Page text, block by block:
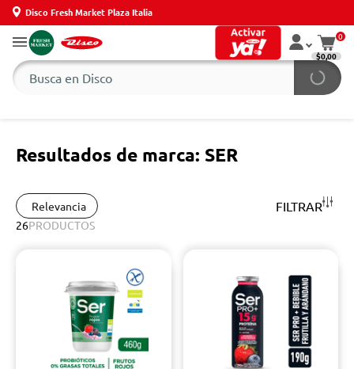
Disco Fresh Market Plaza Italia
0
$0,00
Resultados de marca: SER
Relevancia FILTRAR
26PRODUCTOS